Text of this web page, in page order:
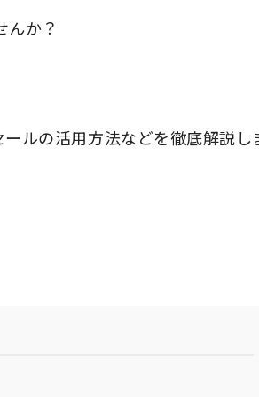
んか？
ルの活用方法などを徹底解説し